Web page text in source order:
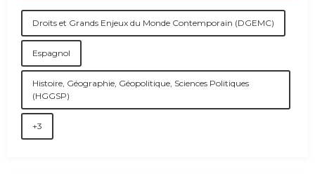
Droits et Grands Enjeux du Monde Contemporain (DGEMC)
Espagnol
Histoire, Géographie, Géopolitique, Sciences Politiques
(HGGSP)
+3